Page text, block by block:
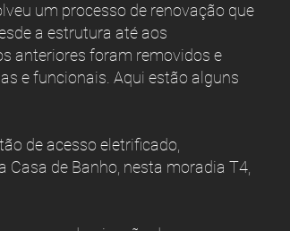
um processo de renovação que
a estrutura até aos
anteriores foram removidos e
e funcionais. Aqui estão alguns
de acesso eletrificado,
de Banho, nesta moradia T4,